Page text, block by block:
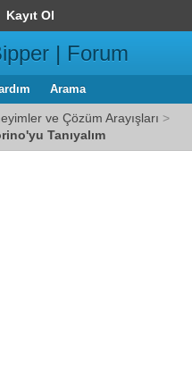
Kayıt Ol
| Forum
Arama
ve Çözüm Arayışları >
Tanıyalım